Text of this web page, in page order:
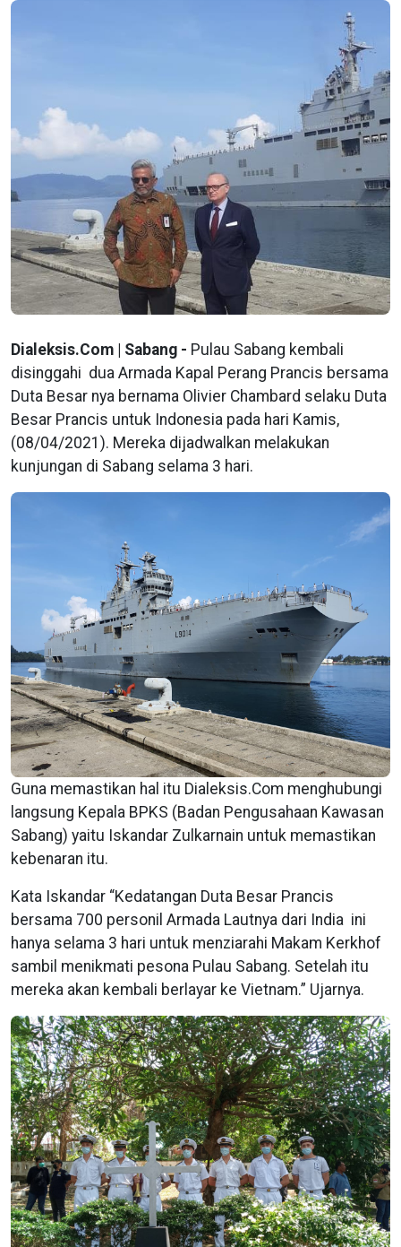
Dialeksis.Com | Sabang - Pulau Sabang kembali
disinggahi dua Armada Kapal Perang Prancis bersama
Duta Besar nya bernama Olivier Chambard selaku Duta
Besar Prancis untuk Indonesia pada hari Kamis,
(08/04/2021). Mereka dijadwalkan melakukan
kunjungan di Sabang selama 3 hari.
Guna memastikan hal itu Dialeksis.Com menghubungi
langsung Kepala BPKS (Badan Pengusahaan Kawasan
Sabang) yaitu Iskandar Zulkarnain untuk memastikan
kebenaran itu.
Kata Iskandar “Kedatangan Duta Besar Prancis
bersama 700 personil Armada Lautnya dari India ini
hanya selama 3 hari untuk menziarahi Makam Kerkhof
sambil menikmati pesona Pulau Sabang. Setelah itu
mereka akan kembali berlayar ke Vietnam.” Ujarnya.